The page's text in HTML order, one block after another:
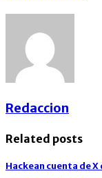
Redaccion
Related posts
Hackean cuenta de